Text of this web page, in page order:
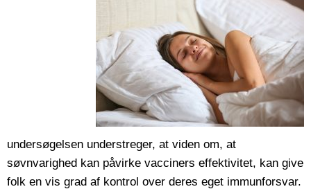
undersøgelsen understreger, at viden om, at
søvnvarighed kan påvirke vacciners effektivitet, kan give
folk en vis grad af kontrol over deres eget immunforsvar.